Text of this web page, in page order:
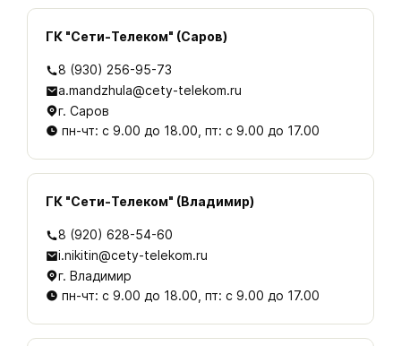
ГК "Сети-Телеком" (Саров)
8 (930) 256-95-73
a.mandzhula@cety-telekom.ru
г. Саров
пн-чт: с 9.00 до 18.00, пт: с 9.00 до 17.00
ГК "Сети-Телеком" (Владимир)
8 (920) 628-54-60
i.nikitin@cety-telekom.ru
г. Владимир
пн-чт: с 9.00 до 18.00, пт: с 9.00 до 17.00